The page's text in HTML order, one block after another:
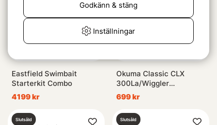
Eastfield Swimbait
Starterkit Combo
4199 kr
Okuma Classic CLX
300La/Wiggler
ismetespö Strong 118,5
cm (rött) Combo
699 kr
Slutsåld Slutsåld
Inställningar
Godkänn & stäng